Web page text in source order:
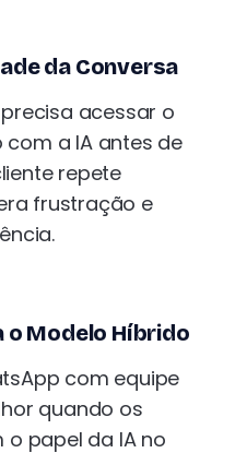
da Conversa
acessar o
a IA antes de
repete
frustração e
o Modelo Híbrido
com equipe
quando os
papel da IA no